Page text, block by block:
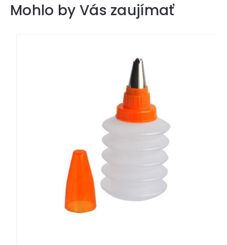
Mohlo by Vás zaujímať